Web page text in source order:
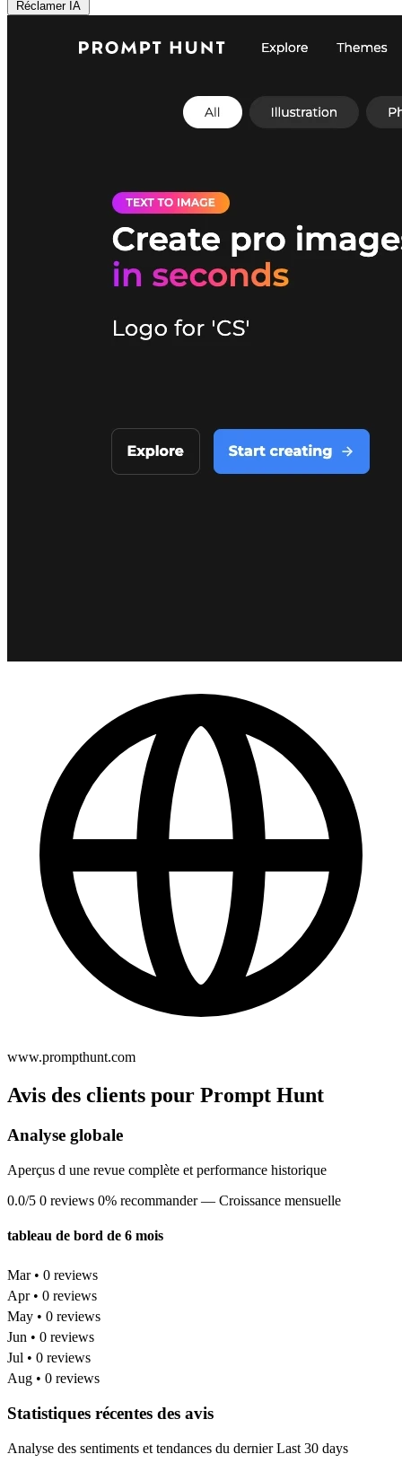
Réclamer IA
www.prompthunt.com
Avis des clients pour Prompt Hunt
Analyse globale
Aperçus d une revue complète et performance historique
0.0/5 0 reviews 0% recommander — Croissance mensuelle
tableau de bord de 6 mois
Mar • 0 reviews
Apr • 0 reviews
May • 0 reviews
Jun • 0 reviews
Jul • 0 reviews
Aug • 0 reviews
Statistiques récentes des avis
Analyse des sentiments et tendances du dernier Last 30 days